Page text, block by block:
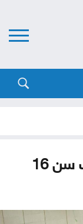
فريق كفرنجة بطلا لدوري تحت سن 16